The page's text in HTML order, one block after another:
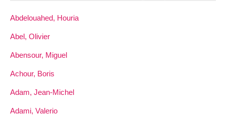
Abdelouahed, Houria
Abel, Olivier
Abensour, Miguel
Achour, Boris
Adam, Jean-Michel
Adami, Valerio